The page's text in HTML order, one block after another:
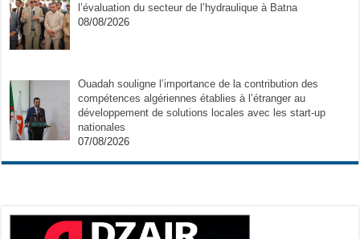
l’évaluation du secteur de l’hydraulique à Batna
08/08/2026
Ouadah souligne l’importance de la contribution des
compétences algériennes établies à l’étranger au
développement de solutions locales avec les start-up
nationales
07/08/2026